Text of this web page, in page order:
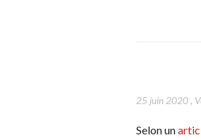
25 juin 2020,
Selon un